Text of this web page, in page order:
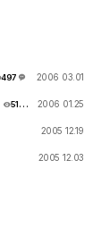
497
2006 03.01
514
2006 01.25
2005 12.19
2005 12.03